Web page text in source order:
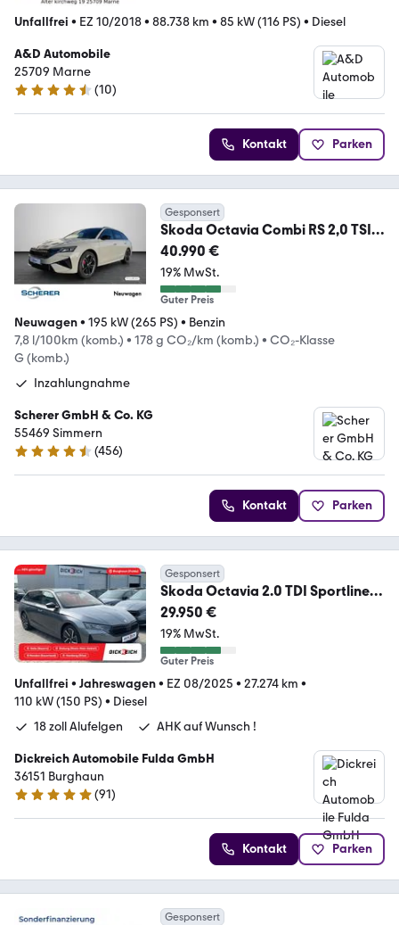
Unfallfrei • EZ 10/2018• 88.738 km • 85 kW (116 PS) • Diesel
A&D Automobile
25709 Marne
4.4 Sterne
(10)
Kontakt Parken
Gesponsert
Skoda Octavia Combi RS 2,0 TSI
DSG AHK/ Navi/ Assisten
40.990 €
19% MwSt.
Guter Preis
Neuwagen• 195 kW (265 PS) • Benzin
7,8 l/100km (komb.) • 178 g CO₂/km (komb.) • CO₂-Klasse
G (komb.)
Inzahlungnahme
Scherer GmbH & Co. KG
55469 Simmern
4.3 Sterne
(456)
Kontakt Parken
Gesponsert
Skoda Octavia 2.0 TDI Sportline
DSG MATRIX*WINTER*5J.G
29.950 €
19% MwSt.
Guter Preis
Unfallfrei • Jahreswagen• EZ 08/2025 • 27.274 km •
110 kW (150 PS) • Diesel
18 zoll Alufelgen
AHK auf Wunsch !
Dickreich Automobile Fulda GmbH
36151 Burghaun
4.8 Sterne
(91)
Kontakt Parken
Gesponsert